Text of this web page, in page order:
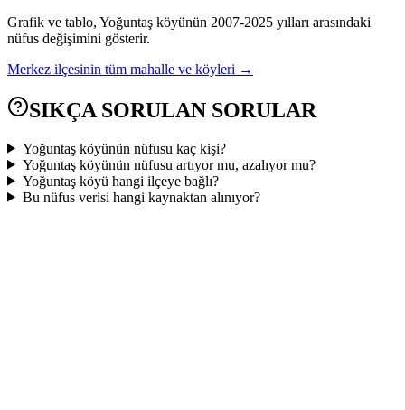
Grafik ve tablo, Yoğuntaş köyünün 2007-2025 yılları arasındaki
nüfus değişimini gösterir.
Merkez ilçesinin tüm mahalle ve köyleri →
SIKÇA SORULAN SORULAR
Yoğuntaş köyünün nüfusu kaç kişi?
Yoğuntaş köyünün nüfusu artıyor mu, azalıyor mu?
Yoğuntaş köyü hangi ilçeye bağlı?
Bu nüfus verisi hangi kaynaktan alınıyor?